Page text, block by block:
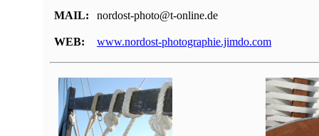
MAIL: nordost-photo@t-online.de
WEB: www.nordost-photographie.jimdo.com